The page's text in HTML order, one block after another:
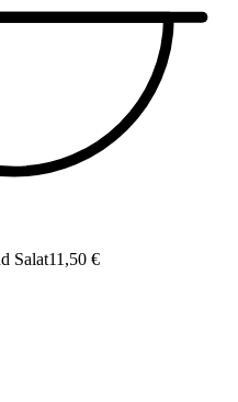
Salat11,50 €